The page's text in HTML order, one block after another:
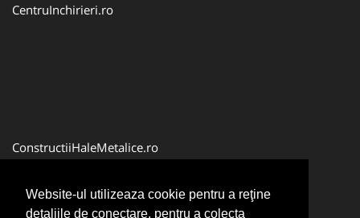
Website-ul utilizeaza cookie pentru a reţine
detaliile de conectare, pentru a colecta
CentruInchirieri.ro
ConstructiiHaleMetalice.ro
InstructorScoalaAuto.ro